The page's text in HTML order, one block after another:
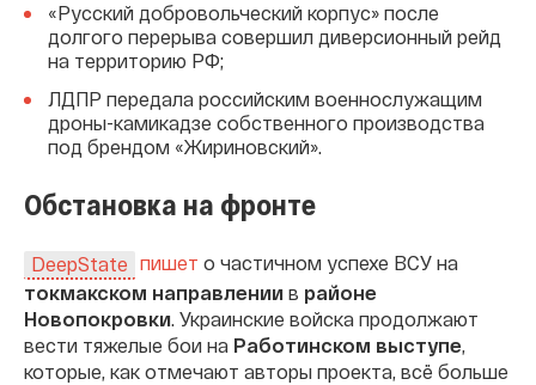
«Русский добровольческий корпус» после
долгого перерыва совершил диверсионный рейд
на территорию РФ;
ЛДПР передала российским военнослужащим
дроны-камикадзе собственного производства
под брендом «Жириновский».
Обстановка на фронте
DeepState пишет о частичном успехе ВСУ на
токмакском направлении в районе
Новопокровки. Украинские войска продолжают
вести тяжелые бои на Работинском выступе,
которые, как отмечают авторы проекта, всё больше